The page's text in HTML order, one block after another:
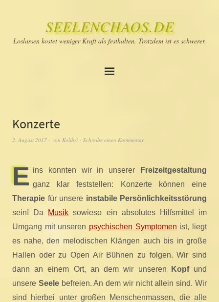
SEELENCHAOS.DE
Loslassen kostet weniger Kraft als festhalten. Trotzdem ist es schwerer.
Konzerte
2. August 2017 von Kolibri Schreibe einen Kommentar
E ins konnten wir in unserer
Freizeitgestaltung
ganz klar feststellen: Konzerte können eine
Therapie für unsere instabile Persönlichkeitsstörung
sein! Da
Musik sowieso ein absolutes Hilfsmittel im
Umgang mit unseren psychischen Symptomen ist, liegt
es nahe, den melodischen Klängen auch bis in große
Hallen oder zu Open Air Bühnen zu folgen. Wir sind
dann an einem Ort, an dem wir unseren
Kopfund
unsere Seelebefreien. An dem wir nicht allein sind. Wir
sind hierbei unter großen Menschenmassen, die alle